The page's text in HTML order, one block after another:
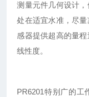
测量元件几何设计
处在适宜水准，尽
感器提供超高的量
线性度。
PR6201特别广的工